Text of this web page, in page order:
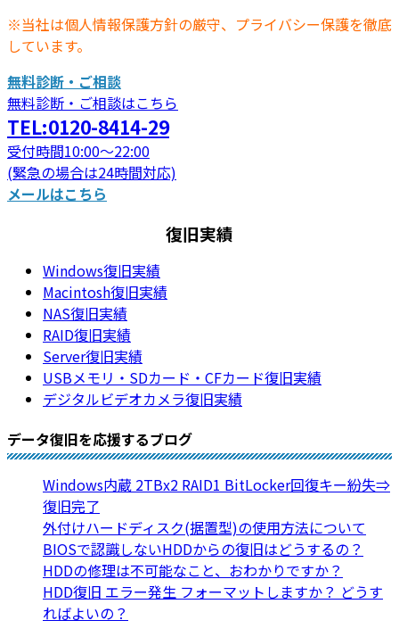
※当社は個人情報保護方針の厳守、プライバシー保護を徹底
しています。
無料診断・ご相談
無料診断・ご相談はこちら
TEL:0120-8414-29
受付時間10:00～22:00
(緊急の場合は24時間対応)
メールはこちら
復旧実績
Windows復旧実績
Macintosh復旧実績
NAS復旧実績
RAID復旧実績
Server復旧実績
USBメモリ・SDカード・CFカード復旧実績
デジタルビデオカメラ復旧実績
データ復旧を応援するブログ
Windows内蔵 2TBx2 RAID1 BitLocker回復キー紛失⇒
復旧完了
外付けハードディスク(据置型)の使用方法について
BIOSで認識しないHDDからの復旧はどうするの？
HDDの修理は不可能なこと、おわかりですか？
HDD復旧 エラー発生 フォーマットしますか？ どうす
ればよいの？